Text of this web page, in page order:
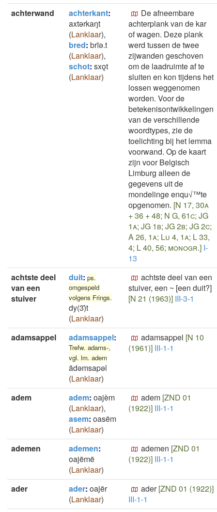
achterwand
achterkant:
axtǝrkaŋt
(Lanklaar),
bred: brīǝ.t
(Lanklaar),
schot: sxǫt
(Lanklaar)
De afneembare
achterplank van de kar
of wagen. Deze plank
werd tussen de twee
zijwanden geschoven
om de laadruimte af te
sluiten en kon tijdens het
lossen weggenomen
worden. Voor de
betekenisontwikkelingen
van de verschillende
woordtypes, zie de
toelichting bij het lemma
voorwand. Op de kaart
zijn voor Belgisch
Limburg alleen de
gegevens uit de
mondelinge enqu√™te
opgenomen. [N 17, 30a
+ 36 + 48; N G, 61c; JG
1a; JG 1b; JG 2b; JG 2c;
A 26, 1a; Lu 4, 1a; L 33,
4; L 40, 56; monogr.] I-
13
achtste deel
van een
stuiver
duit: ps.
omgespeld
volgens Frings.
dy(3)̄t
(Lanklaar)
achtste deel van een
stuiver, een ~ [een duit?]
[N 21 (1963)] III-3-1
adamsappel adamsappel:
Trefw. adams-,
vgl. lm. adem
ādəmsapəl
(Lanklaar)
adamsappel [N 10
(1961)] III-1-1
adem adem: oajèm
(Lanklaar),
asem: oasëm
(Lanklaar)
adem [ZND 01
(1922)] III-1-1
ademen ademen:
oajëmë
(Lanklaar)
ademen [ZND 01
(1922)] III-1-1
ader ader: oajër
(Lanklaar)
ader[ZND 01 (1922)]
III-1-1